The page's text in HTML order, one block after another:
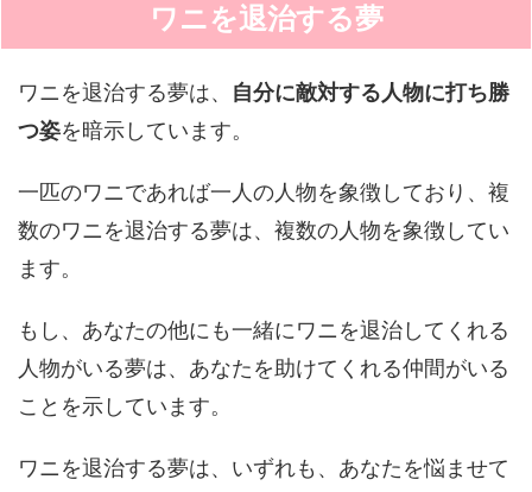
ワニを退治する夢
ワニを退治する夢は、 自分に敵対する人物に打ち勝
つ姿を暗示しています。
一匹のワニであれば一人の人物を象徴しており、複
数のワニを退治する夢は、複数の人物を象徴してい
ます。
もし、あなたの他にも一緒にワニを退治してくれる
人物がいる夢は、あなたを助けてくれる仲間がいる
ことを示しています。
ワニを退治する夢は、いずれも、あなたを悩ませて